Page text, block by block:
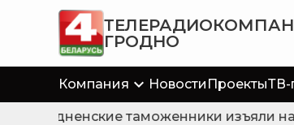
ГРОДНО
Компания Новости ПроектыТВ-
Гродненские таможенники изъяли